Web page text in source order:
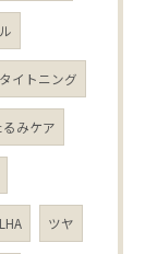
タイトニング
るみケア
LHA ツヤ